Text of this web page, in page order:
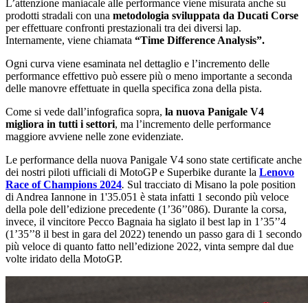
L’attenzione maniacale alle performance viene misurata anche su
prodotti stradali con una metodologia sviluppata da Ducati Corse
per effettuare confronti prestazionali tra dei diversi lap.
Internamente, viene chiamata “Time Difference Analysis”.
Ogni curva viene esaminata nel dettaglio e l’incremento delle
performance effettivo può essere più o meno importante a seconda
delle manovre effettuate in quella specifica zona della pista.
Come si vede dall’infografica sopra, la nuova Panigale V4
migliora in tutti i settori, ma l’incremento delle performance
maggiore avviene nelle zone evidenziate.
Le performance della nuova Panigale V4 sono state certificate anche
dei nostri piloti ufficiali di MotoGP e Superbike durante la Lenovo
Race of Champions 2024. Sul tracciato di Misano la pole position
di Andrea Iannone in 1'35.051 è stata infatti 1 secondo più veloce
della pole dell’edizione precedente (1’36’’086). Durante la corsa,
invece, il vincitore Pecco Bagnaia ha siglato il best lap in 1’35’’4
(1’35’’8 il best in gara del 2022) tenendo un passo gara di 1 secondo
più veloce di quanto fatto nell’edizione 2022, vinta sempre dal due
volte iridato della MotoGP.